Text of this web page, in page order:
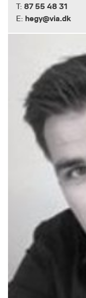
T: 87 55 48 31
E: hegy@via.dk